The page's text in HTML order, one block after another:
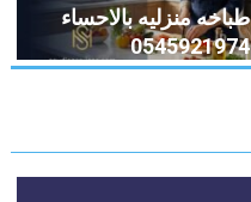
طباخه منزليه بالاحساء
0545921974